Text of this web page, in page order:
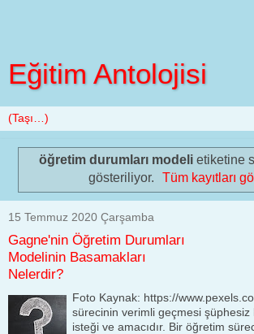
Eğitim Antolojisi
öğretim durumları modeli etiketine
gösteriliyor.
Tüm kayıtları
15 Temmuz 2020 Çarşamba
Gagne'nin Öğretim Durumları
Modelinin Basamakları
Nelerdir?
Foto Kaynak: https://
sürecinin verimli geçmesi
isteği ve amacıdır. Bir öğretim